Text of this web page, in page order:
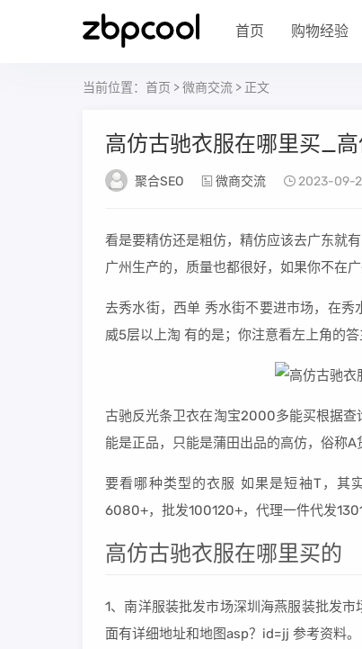
首页 购物经验
当前位置： 首页 >微商交流 > 正文
高仿古驰衣服在哪里买_
聚合SEO 微商交流 2023-09-
看是要精仿还是粗仿，精仿应该去广东就
广州生产的，质量也都很好，如果你不在广
去秀水街，西单 秀水街不要进市场，在
威5层以上淘 有的是；你注意看左上角的
古驰反光条卫衣在淘宝2000多能买根据
能是正品，只能是蒲田出品的高仿，俗称A
要看哪种类型的衣服 如果是短袖T，其
6080+，批发100120+，代理一件代发
高仿古驰衣服在哪里买的
1、南洋服装批发市场深圳海燕服装批发
面有详细地址和地图asp？id=jj 参考资料。